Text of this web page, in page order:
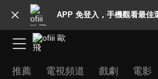
APP 免登入，手機觀看最佳
推薦 電視頻道 戲劇 電影